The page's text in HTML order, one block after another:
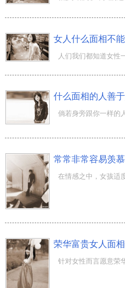
女人什么面相不
什么面相的人善
常常非常容易羡
荣华富贵女人面